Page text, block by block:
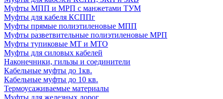
Муфты МПП и МРП с манжетами ТУМ
Муфты для кабеля КСППг
Муфты прямые полиэтиленовые МПП
Муфты разветвительные полиэтиленовые МРП
Муфты тупиковые МТ и МТО
Муфты для силовых кабелей
Наконечники, гильзы и соединители
Кабельные муфты до 1кв.
Кабельные муфты до 10 кв.
Термоусаживаемые материалы
Муфты для железных дорог